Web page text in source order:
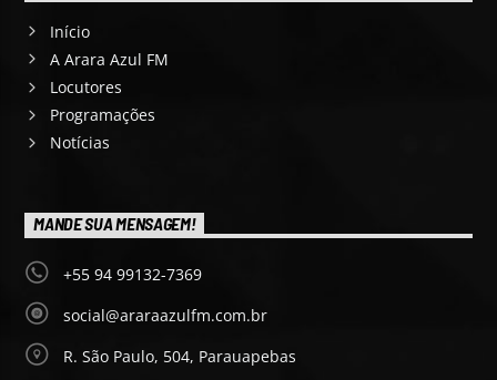
Início
A Arara Azul FM
Locutores
Programações
Notícias
MANDE SUA MENSAGEM!
+55 94 99132-7369
social@araraazulfm.com.br
R. São Paulo, 504, Parauapebas